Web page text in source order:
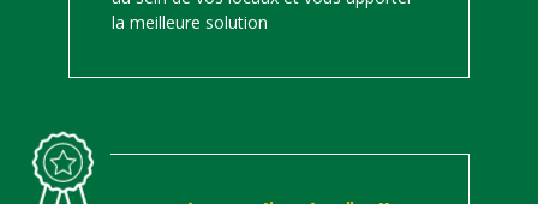
la meilleure solution